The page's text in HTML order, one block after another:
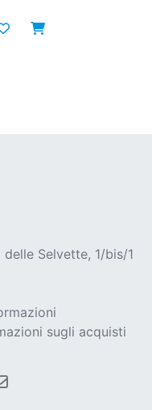
Selvette, 1/bis/1
sugli acquisti